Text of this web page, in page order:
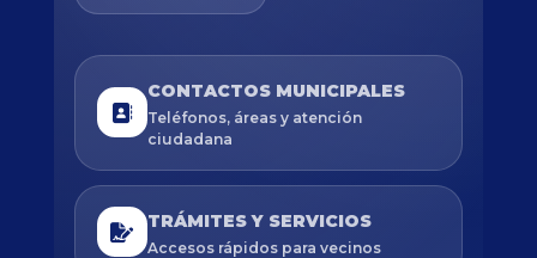
CONTACTOS MUNICIPALES
Teléfonos, áreas y atención
ciudadana
TRÁMITES Y SERVICIOS
Accesos rápidos para vecinos